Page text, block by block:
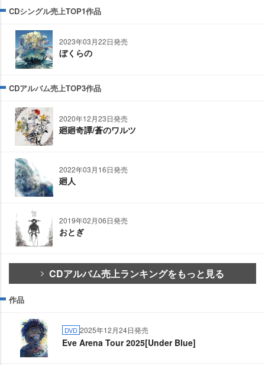
CDシングル売上TOP1作品
2023年03月22日発売
ぼくらの
CDアルバム売上TOP3作品
2020年12月23日発売
廻廻奇譚/蒼のワルツ
2022年03月16日発売
廻人
2019年02月06日発売
おとぎ
CDアルバム売上ランキングをもっと見る
作品
DVD 2025年12月24日発売
Eve Arena Tour 2025[Under Blue]